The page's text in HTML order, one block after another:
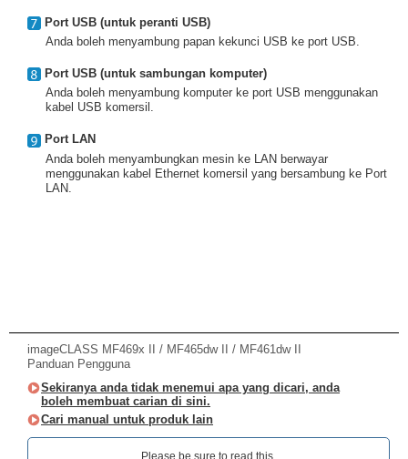
Port USB (untuk peranti USB)
Anda boleh menyambung papan kekunci USB ke port USB.
Port USB (untuk sambungan komputer)
Anda boleh menyambung komputer ke port USB menggunakan
kabel USB komersil.
Port LAN
Anda boleh menyambungkan mesin ke LAN berwayar
menggunakan kabel Ethernet komersil yang bersambung ke Port
LAN.
imageCLASS MF469x II / MF465dw II / MF461dw II
Panduan Pengguna
Sekiranya anda tidak menemui apa yang dicari, anda
boleh membuat carian di sini.
Cari manual untuk produk lain
Please be sure to read this.‎